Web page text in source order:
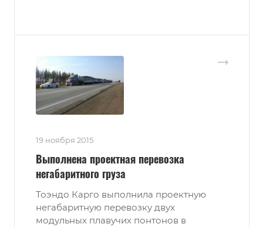
19 ноября 2015
Выполнена проектная перевозка
негабаритного груза
Тоэндо Карго выполнила проектную
негабаритную перевозку двух
модульных плавучих понтонов в